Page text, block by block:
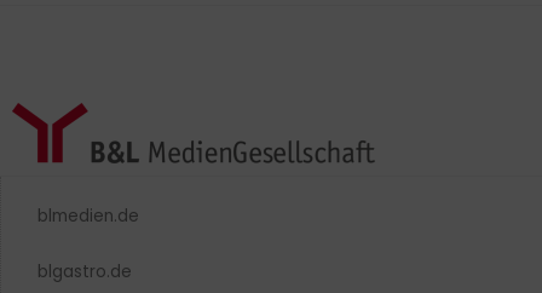
blmedien.de
blgastro.de